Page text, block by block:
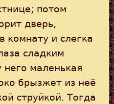
потом
дверь,
комнату и слегка
сладким
маленькая
брызжет из неё
струйкой. Тогда